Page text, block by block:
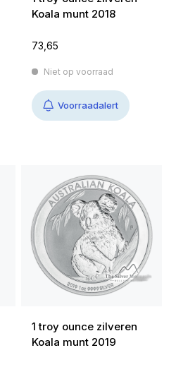
Koala munt 2018
73,65
Niet op voorraad
Voorraadalert
1 troy ounce zilveren
Koala munt 2019